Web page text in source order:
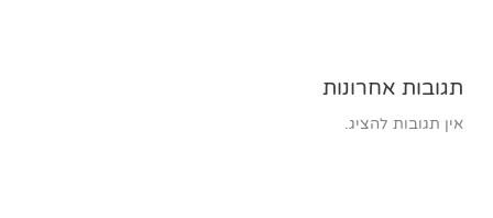
תגובות אחרונות
אין תגובות להציג.